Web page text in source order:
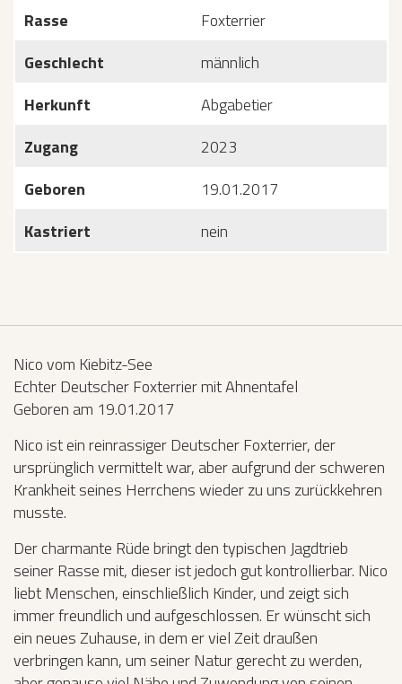
Rasse
Foxterrier
Geschlecht
männlich
Herkunft
Abgabetier
Zugang
2023
Geboren
19.01.2017
Kastriert
nein
Nico vom Kiebitz-See
Echter Deutscher Foxterrier mit Ahnentafel
Geboren am 19.01.2017
Nico ist ein reinrassiger Deutscher Foxterrier, der
ursprünglich vermittelt war, aber aufgrund der schweren
Krankheit seines Herrchens wieder zu uns zurückkehren
musste.
Der charmante Rüde bringt den typischen Jagdtrieb
seiner Rasse mit, dieser ist jedoch gut kontrollierbar. Nico
liebt Menschen, einschließlich Kinder, und zeigt sich
immer freundlich und aufgeschlossen. Er wünscht sich
ein neues Zuhause, in dem er viel Zeit draußen
verbringen kann, um seiner Natur gerecht zu werden,